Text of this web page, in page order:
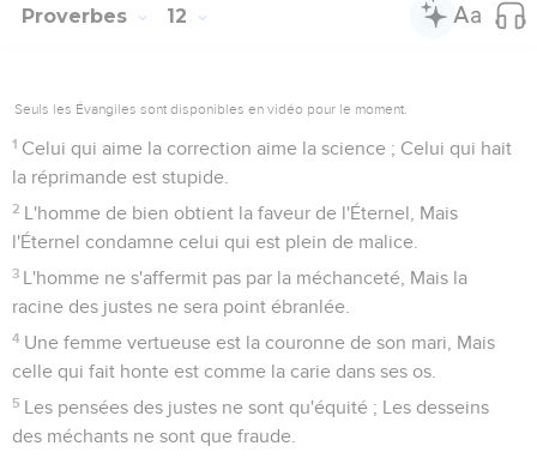
Proverbes 12
Seuls les Évangiles sont disponibles en vidéo pour le moment.
1 Celui qui aime la correction aime la science ; Celui qui hait
la réprimande est stupide.
2 L'homme de bien obtient la faveur de l'Éternel, Mais
l'Éternel condamne celui qui est plein de malice.
3 L'homme ne s'affermit pas par la méchanceté, Mais la
racine des justes ne sera point ébranlée.
4 Une femme vertueuse est la couronne de son mari, Mais
celle qui fait honte est comme la carie dans ses os.
5 Les pensées des justes ne sont qu'équité ; Les desseins
des méchants ne sont que fraude.